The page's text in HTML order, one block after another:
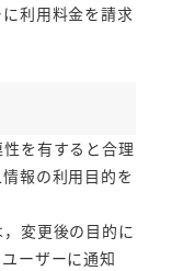
利用料金を請求
を有すると合理
報の利用目的を
変更後の目的に
ーザーに通知